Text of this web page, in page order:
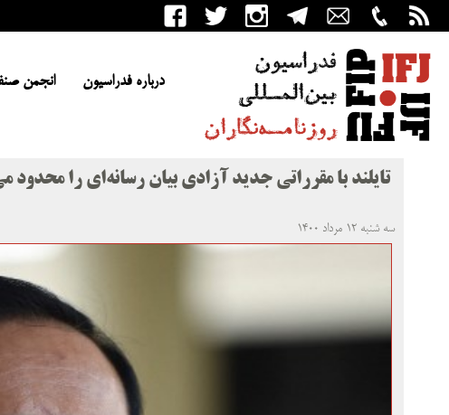
درباره فدراسیون انجمن
تایلند با مقرراتی جدید آزادی بیان رسانه‌ای را محدود
سه شنبه ۱۲ مرداد ۱۴۰۰